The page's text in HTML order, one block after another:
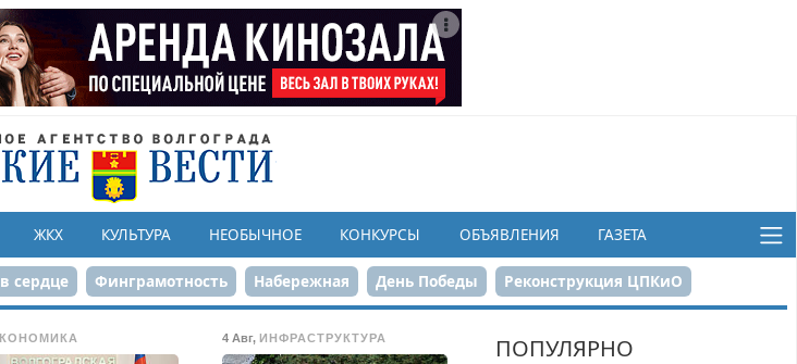
ЖКХ КУЛЬТУРА НЕОБЫЧНОЕ КОНКУРСЫ ОБЪЯВЛЕНИЯ ГАЗЕТА
сердце Финграмотность Набережная День Победы Реконструкция ЦПКиО
летие Победы Парк Героев-летчиков
4 Авг, ИНФРАСТРУКТУРА ПОПУЛЯРНО